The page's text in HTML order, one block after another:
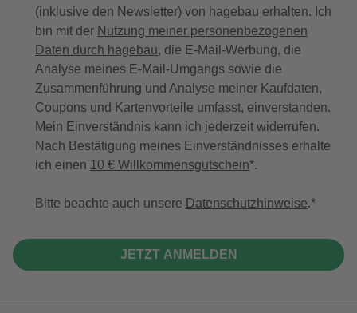
(inklusive den Newsletter) von hagebau erhalten. Ich
bin mit der Nutzung meiner personenbezogenen
Daten durch hagebau, die E-Mail-Werbung, die
Analyse meines E-Mail-Umgangs sowie die
Zusammenführung und Analyse meiner Kaufdaten,
Coupons und Kartenvorteile umfasst, einverstanden.
Mein Einverständnis kann ich jederzeit widerrufen.
Nach Bestätigung meines Einverständnisses erhalte
ich einen 10 € Willkommensgutschein*.
Bitte beachte auch unsere Datenschutzhinweise.
JETZT ANMELDEN